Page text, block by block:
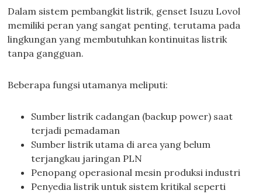
Dalam sistem pembangkit listrik, genset Isuzu Lovol
memiliki peran yang sangat penting, terutama pada
lingkungan yang membutuhkan kontinuitas listrik
tanpa gangguan.
Beberapa fungsi utamanya meliputi:
Sumber listrik cadangan (backup power) saat
terjadi pemadaman
Sumber listrik utama di area yang belum
terjangkau jaringan PLN
Penopang operasional mesin produksi industri
Penyedia listrik untuk sistem kritikal seperti